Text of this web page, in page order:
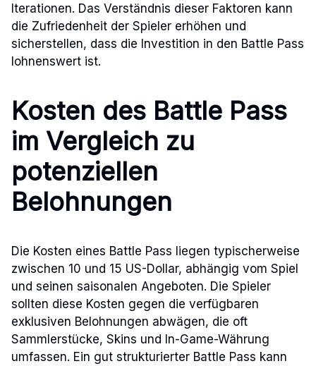
Iterationen. Das Verständnis dieser Faktoren kann
die Zufriedenheit der Spieler erhöhen und
sicherstellen, dass die Investition in den Battle Pass
lohnenswert ist.
Kosten des Battle Pass
im Vergleich zu
potenziellen
Belohnungen
Die Kosten eines Battle Pass liegen typischerweise
zwischen 10 und 15 US-Dollar, abhängig vom Spiel
und seinen saisonalen Angeboten. Die Spieler
sollten diese Kosten gegen die verfügbaren
exklusiven Belohnungen abwägen, die oft
Sammlerstücke, Skins und In-Game-Währung
umfassen. Ein gut strukturierter Battle Pass kann